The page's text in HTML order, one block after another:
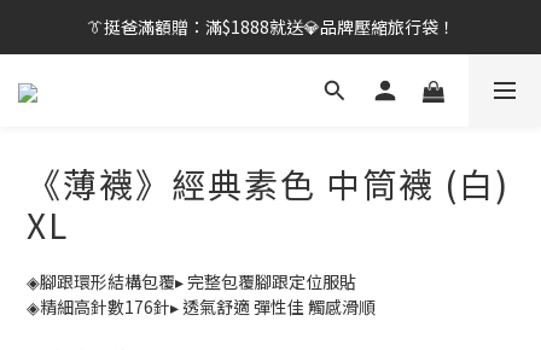
👔挺爸行動：全館襪款【最低$149起】✨立即下單！
👔挺爸滿額贈：滿$1888就送💎品牌壓縮旅行袋！
【刷卡/電子支付限定】下單送✨WARX品牌質感杯袋！
《薄襪》經典素色 中筒襪 (白)
XL
◈腳跟環形結構包覆▸ 完整包覆腳跟定位服貼
◈精細高針數176針▸ 透氣舒適 彈性佳 觸感滑順